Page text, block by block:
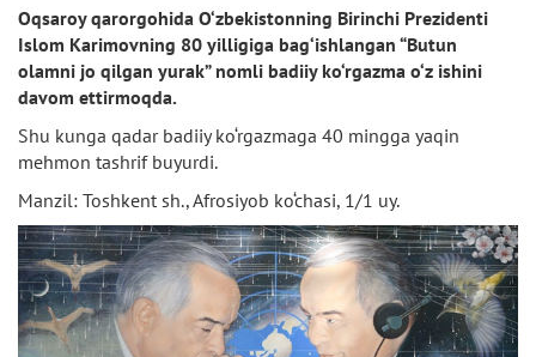
Oqsaroy qarorgohida O‘zbekistonning Birinchi Prezidenti
Islom Karimovning 80 yilligiga bag‘ishlangan “Butun
olamni jo qilgan yurak” nomli badiiy ko‘rgazma o‘z ishini
davom ettirmoqda.
Shu kunga qadar badiiy ko‘rgazmaga 40 mingga yaqin
mehmon tashrif buyurdi.
Manzil: Toshkent sh., Afrosiyob ko‘chasi, 1/1 uy.